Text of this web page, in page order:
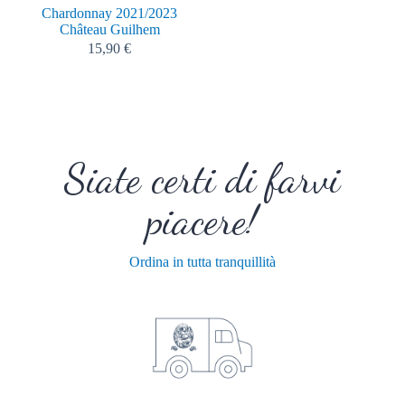
Chardonnay 2021/2023
Château Guilhem
15,90€
Siate certi di farvi
piacere!
Ordina in tutta tranquillità